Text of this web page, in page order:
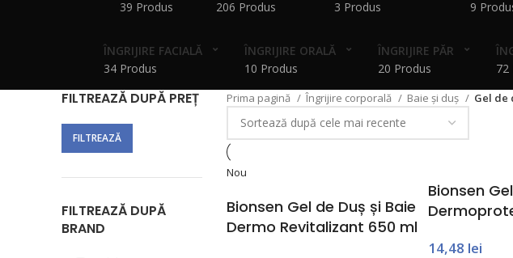
39 Produs
206 Produs
3 Produs
9
ÎNGRIJIRE FACIALĂ
34 Produs
ÎNGRIJIRE ORALĂ
10 Produs
ÎNGRIJIRE PĂR
20 Produs
72
FILTREAZĂ DUPĂ PREȚ
FILTREAZĂ
FILTREAZĂ DUPĂ
BRAND
Prima pagină Îngrijire corporală Baie și duș Gel de
Nou
Bionsen Gel de Duș și Baie
Dermo Revitalizant 650 ml
Bionsen
14,48 lei